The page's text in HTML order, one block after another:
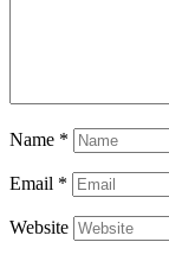
Name *
Email *
Website